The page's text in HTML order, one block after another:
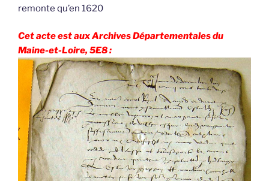
remonte qu’en 1620
Cet acte est aux Archives Départementales du
Maine-et-Loire, 5E8 :